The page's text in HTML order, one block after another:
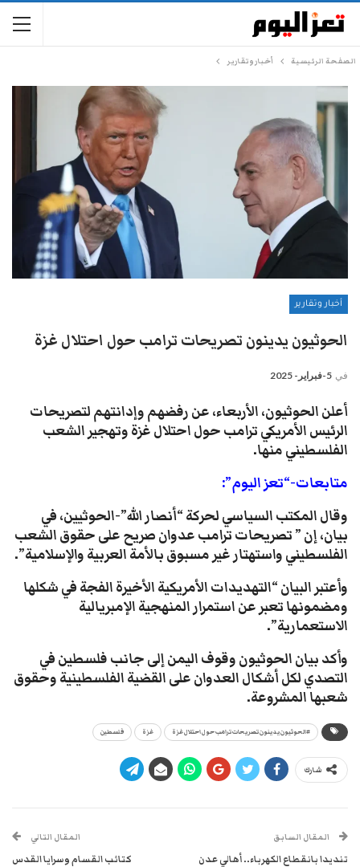
الصفحة الرئيسية أخبار وتقارير
أخبار وتقارير
الحوثيون يدينون تصريحات ترامب حول احتلال غزة
في 5-فبراير- 2025
أعلن الحوثيون، الأربعاء، عن رفضهم وإدانتهم لتصريحات
الرئيس الأمريكي ترامب حول احتلال غزة وتهجير الشعب
الفلسطيني منها.
متابعات-“تعز اليوم”:
وقال المكتب السياسي لحركة “أنصار الله”-الحوثيين، في
بيان، إن ” تصريحات ترامب عدوان صريح على حقوق الشعب
الفلسطيني واستهتار غير مسبوق بالأمة العربية والإسلامية”.
وأعتبر البيان “التهديدات الأمريكية الأخيرة الفجة في شكلها
ومضمونها تعبر عن استمرار المنهجية الإمبريالية
الاستعمارية”.
وأكد بيان الحوثيون وقوف اليمن إلى جانب فلسطين في
التصدي لكل أشكال العدوان على القضية الفلسطينية وحقوق
شعبها المشروعة.
#الحوثيون يدينون تصريحات ترامب حول احتلال غزة غزة فلسطين
شارك
المقال السابق
تنديدا بانقطاع الكهرباء.. أهالي عدن
المقال التالي
كتائب القسام وسرايا القدس